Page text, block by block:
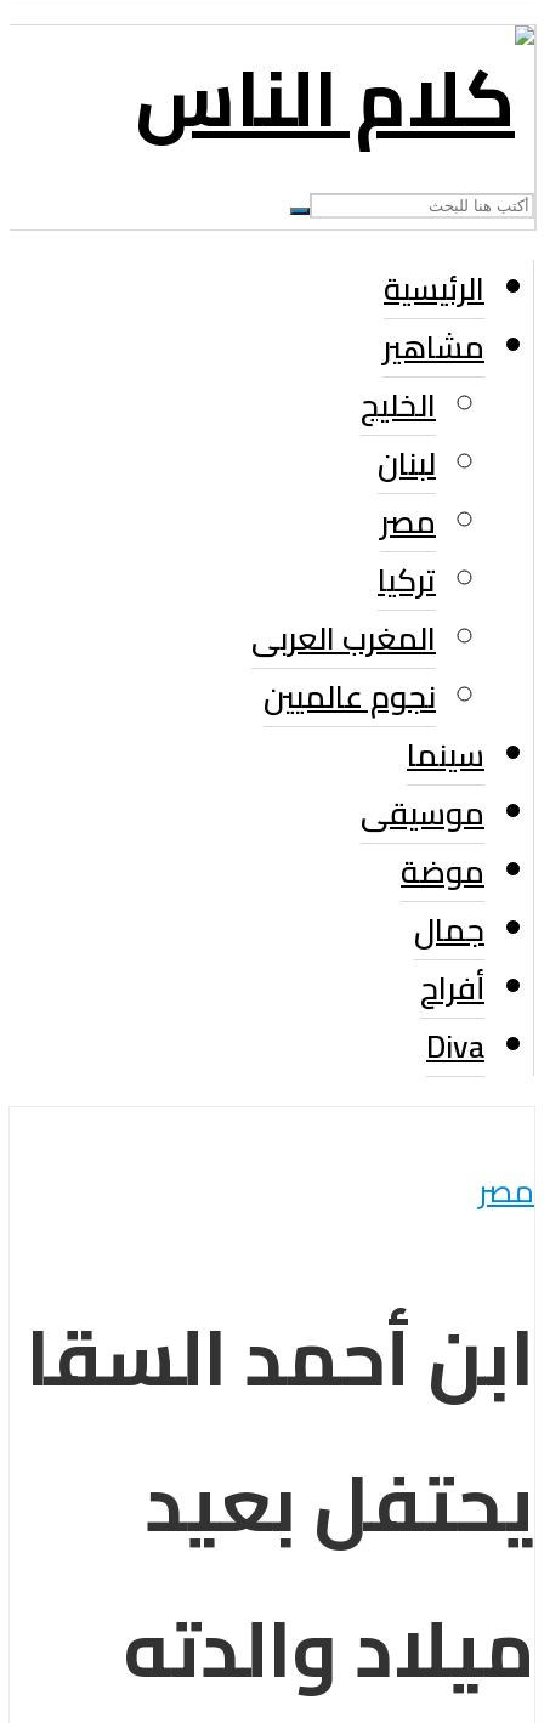
الرئيسية
مشاهير
الخليج
لبنان
مصر
تركيا
المغرب العربى
نجوم عالميين
سينما
موسيقى
موضة
جمال
أفراح
Diva
مصر
ابن أحمد السقا
يحتفل بعيد
ميلاد والدته